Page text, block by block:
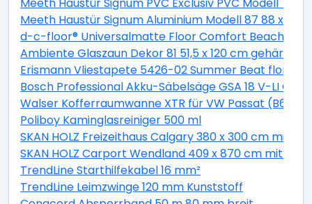
Meeth Haustür Signum Aluminium Modell 87 88 x 200
d-c-floor® Universalmatte Floor Comfort
Ambiente Glaszaun Dekor 81 51,5 x 120 cm
Erismann Vliestapete 5426-02 Summer Beat floral
Bosch Professional Akku-Säbelsäge GSA 18 V-LI C
Walser Kofferraumwanne XTR für VW Passat (B6)
Poliboy Kaminglasreiniger 500 ml
SKAN HOLZ Freizeithaus Calgary 380 x 300 cm mit 2.
SKAN HOLZ Carport Wendland 409 x 870 cm mit
TrendLine Starthilfekabel 16 mm²
TrendLine Leimzwinge 120 mm Kunststoff